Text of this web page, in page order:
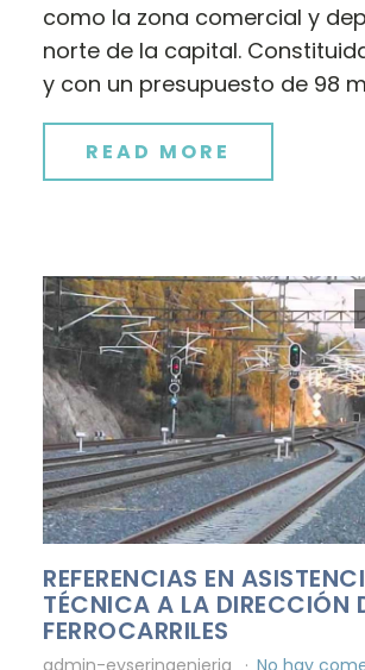
como la zona comercial y
norte de la capital.
y con un presupuesto de 98
READ MORE
REFERENCIAS EN
TÉCNICA A LA DIRECCIÓN
FERROCARRILES